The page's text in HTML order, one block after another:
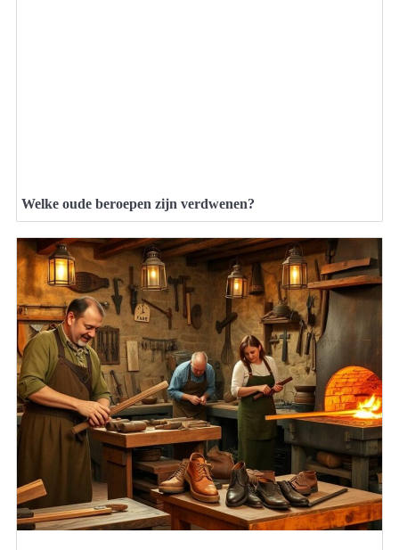
Welke oude beroepen zijn verdwenen?